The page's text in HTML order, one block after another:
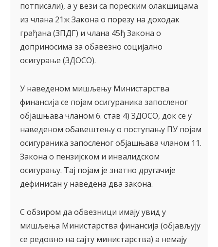
потписали), а у вези са пореским олакшицама
из члана 21ж Закона о порезу на доходак
грађана (ЗПДГ) и члана 45ђ Закона о
доприносима за обавезно социјално
осигурање (ЗДОСО).
У наведеном мишљењу Министарства
финансија се појам осигураника запосленог
објашњава чланом 6. став 4) ЗДОСО, док се у
наведеном обавештењу о поступању ПУ појам
осигураника запосленог објашњава чланом 11.
Закона о пензијском и инвалидском
осигурању. Тај појам је знатно другачије
дефинисан у наведена два закона.
С обзиром да обвезници имају увид у
мишљења Министарства финансија (објављују
се редовно на сајту министарства) а немају